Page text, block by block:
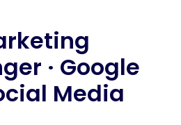
· Google
Media